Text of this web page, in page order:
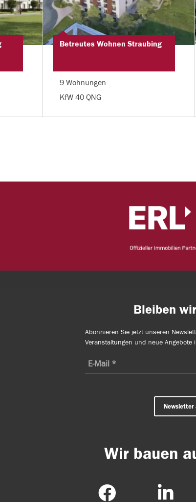
Betreutes Wohnen Straubing
9 Wohnungen
KfW 40 QNG
Bleiben
Abonnieren Sie jetzt unseren
Veranstaltungen und neue Angebote
Newsletter
Wir bauen